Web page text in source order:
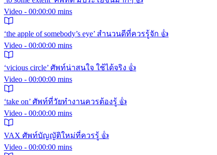
Video - 00:00:00 mins
‘the apple of somebody’s eye’ สำนวนดีที่ควรรู้จัก 👍
Video - 00:00:00 mins
‘vicious circle’ ศัพท์น่าสนใจ ใช้ได้จริง 👍
Video - 00:00:00 mins
‘take on’ ศัพท์ที่วัยทำงานควรต้องรู้ 👍
Video - 00:00:00 mins
VAX ศัพท์บัญญัติใหม่ที่ควรรู้ 👍
Video - 00:00:00 mins